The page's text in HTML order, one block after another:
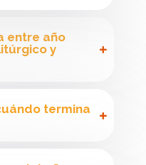
entre año
y
termina